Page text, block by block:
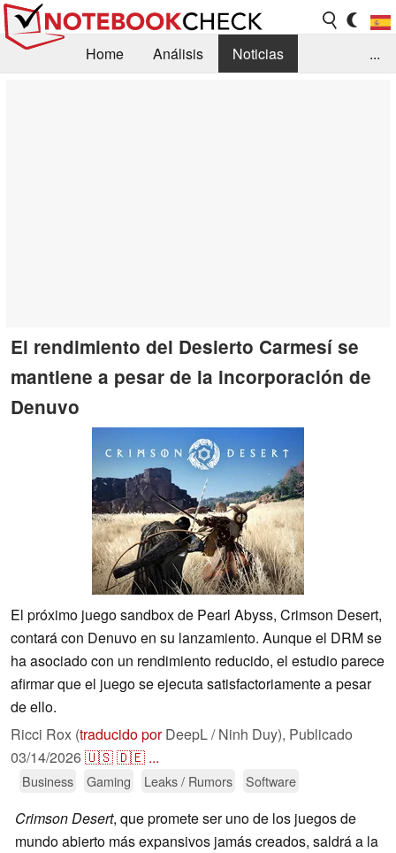
Home Análisis
Noticias
...
El rendimiento del Desierto Carmesí se
mantiene a pesar de la incorporación de
Denuvo
El próximo juego sandbox de Pearl Abyss, Crimson Desert,
contará con Denuvo en su lanzamiento. Aunque el DRM se
ha asociado con un rendimiento reducido, el estudio parece
afirmar que el juego se ejecuta satisfactoriamente a pesar
de ello.
Ricci Rox (traducido porDeepL / Ninh Duy), Publicado
03/14/2026🇺🇸🇩🇪 ...
Business Gaming Leaks / Rumors Software
Crimson Desert, que promete ser uno de los juegos de
mundo abierto más expansivos jamás creados, saldrá a la